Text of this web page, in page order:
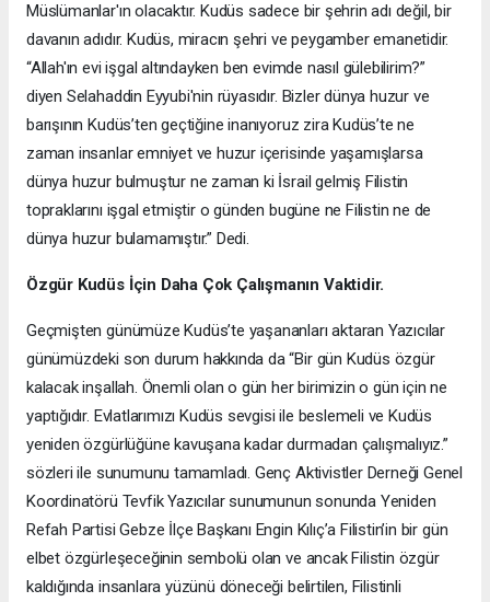
Müslümanlar'ın olacaktır. Kudüs sadece bir şehrin adı değil, bir
davanın adıdır. Kudüs, miracın şehri ve peygamber emanetidir.
“Allah'ın evi işgal altındayken ben evimde nasıl gülebilirim?”
diyen Selahaddin Eyyubi'nin rüyasıdır. Bizler dünya huzur ve
barışının Kudüs’ten geçtiğine inanıyoruz zira Kudüs’te ne
zaman insanlar emniyet ve huzur içerisinde yaşamışlarsa
dünya huzur bulmuştur ne zaman ki İsrail gelmiş Filistin
topraklarını işgal etmiştir o günden bugüne ne Filistin ne de
dünya huzur bulamamıştır.” Dedi.
Özgür Kudüs İçin Daha Çok Çalışmanın Vaktidir.
Geçmişten günümüze Kudüs’te yaşananları aktaran Yazıcılar
günümüzdeki son durum hakkında da “Bir gün Kudüs özgür
kalacak inşallah. Önemli olan o gün her birimizin o gün için ne
yaptığıdır. Evlatlarımızı Kudüs sevgisi ile beslemeli ve Kudüs
yeniden özgürlüğüne kavuşana kadar durmadan çalışmalıyız.”
sözleri ile sunumunu tamamladı. Genç Aktivistler Derneği Genel
Koordinatörü Tevfik Yazıcılar sunumunun sonunda Yeniden
Refah Partisi Gebze İlçe Başkanı Engin Kılıç’a Filistin’in bir gün
elbet özgürleşeceğinin sembolü olan ve ancak Filistin özgür
kaldığında insanlara yüzünü döneceği belirtilen, Filistinli